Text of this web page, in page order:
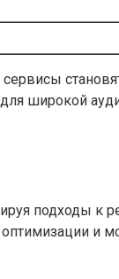
широкой
подходы к
и